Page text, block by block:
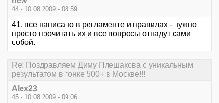
44 - 10.08.2009 - 08:59
41, все написано в регламенте и правилах - нужно
просто прочитать их и все вопросы отпадут сами
собой.
Re: Поздравляем Диму Плешакова с уникальным
результатом в гонке 500+ в Москве!!!
Alex23
45 - 10.08.2009 - 09:06